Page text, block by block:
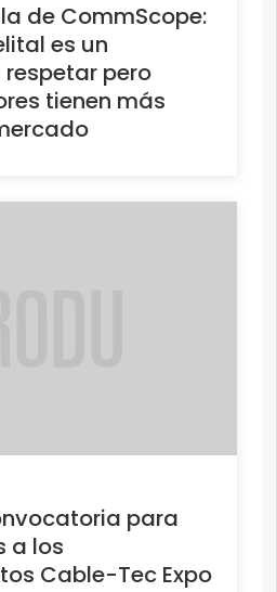
de CommScope:
es un
pero
tienen más
para
a los
Cable-Tec Expo